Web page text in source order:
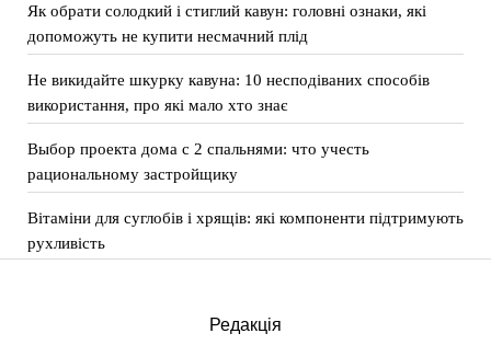
Як обрати солодкий і стиглий кавун: головні ознаки, які
допоможуть не купити несмачний плід
Не викидайте шкурку кавуна: 10 несподіваних способів
використання, про які мало хто знає
Выбор проекта дома с 2 спальнями: что учесть
рациональному застройщику
Вітаміни для суглобів і хрящів: які компоненти підтримують
рухливість
Редакція